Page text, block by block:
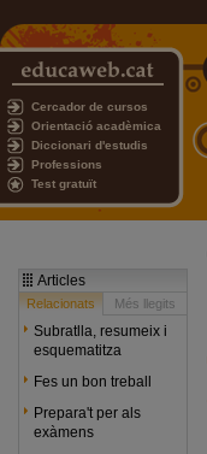
Cercador de cursos
Orientació acadèmica
Diccionari d'estudis
Professions
Test gratuït
Articles
Relacionats Més llegits
Subratlla, resumeix i
esquematitza
Fes un bon treball
Prepara't per als
exàmens